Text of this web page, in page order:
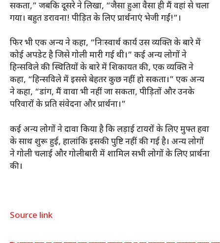
सकता,” जबकि दूसरे ने लिखा, “जैसा हुआ वैसा ही मैं वहां से चला
गया। बहुत डरावना! पीड़ित के लिए प्रार्थनाएं भेजी गईं!”।
फिर भी एक अन्य ने कहा, “निःस्वार्थ कार्य उस व्यक्ति के बारे में
कोई अपडेट है जिसे गोली मारी गई थी।” कई अन्य लोगों ने
हिन्सविले की स्थितियों के बारे में शिकायत की, एक व्यक्ति ने
कहा, “हिन्सविले में इससे बेहतर कुछ नहीं हो सकता।” एक अन्य
ने कहा, “डांग, मैं वावा भी नहीं जा सकता, पीड़ितों और उनके
परिवारों के प्रति संवेदना और प्रार्थना।”
कई अन्य लोगों ने दावा किया है कि लड़ाई टायरों के लिए मुफ्त हवा
के साथ शुरू हुई, हालांकि इसकी पुष्टि नहीं की गई है। अन्य लोगों
ने गोली चलाई और गोलीबारी में शामिल सभी लोगों के लिए प्रार्थना
की।
Source link